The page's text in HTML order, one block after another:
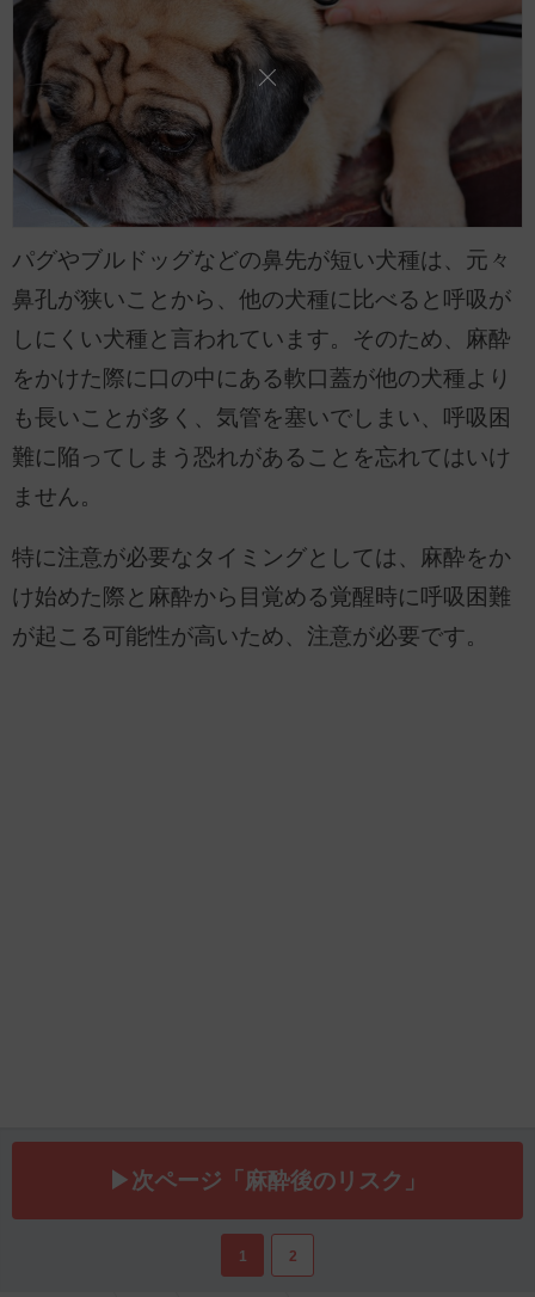
パグやブルドッグなどの鼻先が短い犬種は、元々
鼻孔が狭いことから、他の犬種に比べると呼吸が
しにくい犬種と言われています。そのため、麻酔
をかけた際に口の中にある軟口蓋が他の犬種より
も長いことが多く、気管を塞いでしまい、呼吸困
難に陥ってしまう恐れがあることを忘れてはいけ
ません。
特に注意が必要なタイミングとしては、麻酔をか
け始めた際と麻酔から目覚める覚醒時に呼吸困難
が起こる可能性が高いため、注意が必要です。
▶次ページ「麻酔後のリスク」
1 2